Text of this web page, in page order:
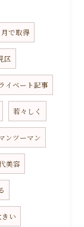
で取得
区
イベート記事
若々しく
ンツーマン
美容
い